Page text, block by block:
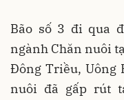
Bão số 3 đi qua
ngành Chăn nuôi
Đông Triều, Uông
nuôi đã gấp rút